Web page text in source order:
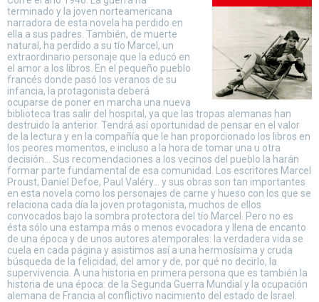
terminado y la joven norteamericana
narradora de esta novela ha perdido en
ella a sus padres. También, de muerte
natural, ha perdido a su tío Marcel, un
extraordinario personaje que la educó en
el amor a los libros. En el pequeño pueblo
francés donde pasó los veranos de su
infancia, la protagonista deberá
ocuparse de poner en marcha una nueva
biblioteca tras salir del hospital, ya que las tropas alemanas han
destruido la anterior. Tendrá así oportunidad de pensar en el valor
de la lectura y en la compañía que le han proporcionado los libros en
los peores momentos, e incluso a la hora de tomar una u otra
decisión… Sus recomendaciones a los vecinos del pueblo la harán
formar parte fundamental de esa comunidad. Los escritores Marcel
Proust, Daniel Defoe, Paul Valéry… y sus obras son tan importantes
en esta novela como los personajes de carne y hueso con los que se
relaciona cada día la joven protagonista, muchos de ellos
convocados bajo la sombra protectora del tío Marcel. Pero no es
ésta sólo una estampa más o menos evocadora y llena de encanto
de una época y de unos autores atemporales: la verdadera vida se
cuela en cada página y asistimos así a una hermosísima y cruda
búsqueda de la felicidad, del amor y de, por qué no decirlo, la
supervivencia. A una historia en primera persona que es también la
historia de una época: de la Segunda Guerra Mundial y la ocupación
alemana de Francia al conflictivo nacimiento del estado de Israel.